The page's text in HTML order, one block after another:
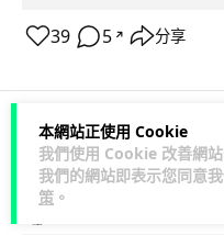
本網站正使用 Cookie
我們使用 Cookie 改善網
我們的網站即表示您同意
策 。
39 5 ↗ 分享
科技娛樂 遊戲情報
天恩